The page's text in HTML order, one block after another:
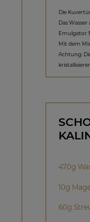
Die
Das
Emulgator
Mit dem
Achtung:
470g
10g
60g